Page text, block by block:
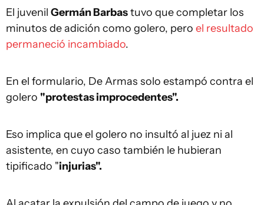
El juvenil Germán Barbastuvo que completar los
minutos de adición como golero, pero el resultado
permaneció incambiado.
En el formulario, De Armas solo estampó contra el
golero "protestas improcedentes".
Eso implica que el golero no insultó al juez ni al
asistente, en cuyo caso también le hubieran
tipificado "injurias".